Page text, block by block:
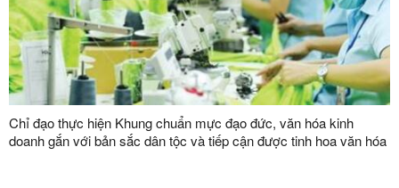
Chỉ đạo thực hiện Khung chuẩn mực đạo đức, văn hóa kinh
doanh gắn với bản sắc dân tộc và tiếp cận được tinh hoa văn hóa